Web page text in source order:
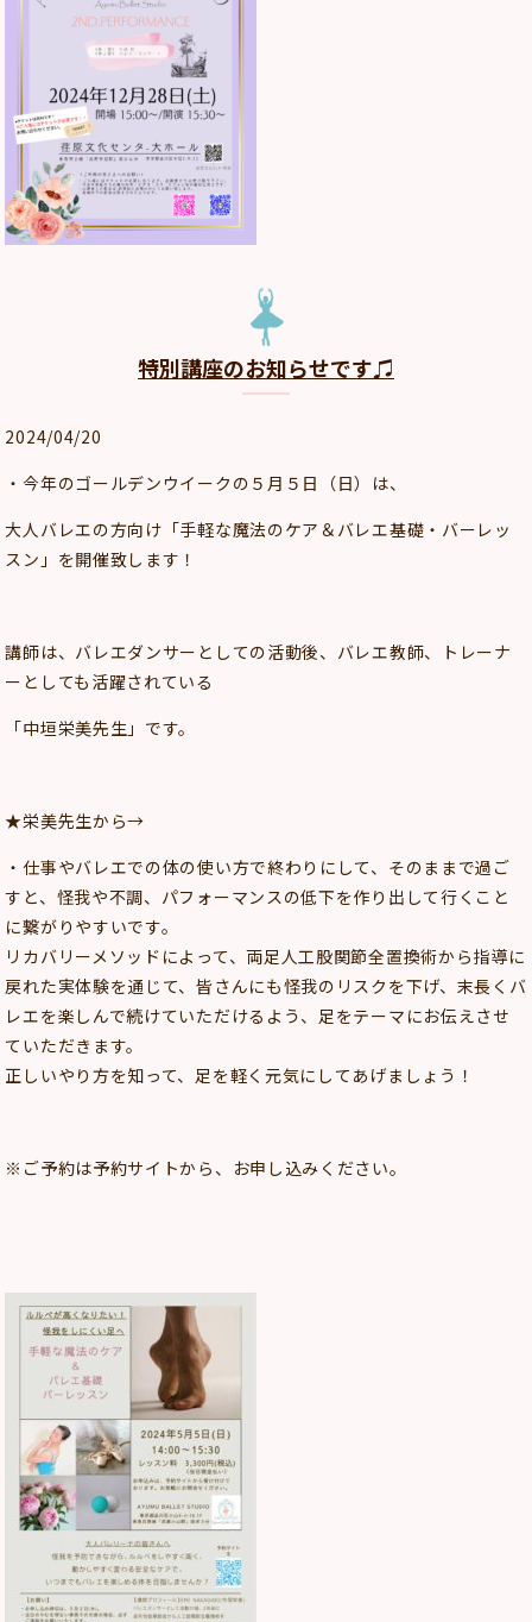
特別講座のお知らせです♫
2024/04/20
・今年のゴールデンウイークの５月５日（日）は、
大人バレエの方向け「手軽な魔法のケア＆バレエ基礎・バーレッ
スン」を開催致します！
講師は、バレエダンサーとしての活動後、バレエ教師、トレーナ
ーとしても活躍されている
「中垣栄美先生」です。
★栄美先生から→
・仕事やバレエでの体の使い方で終わりにして、そのままで過ご
すと、怪我や不調、パフォーマンスの低下を作り出して行くこと
に繋がりやすいです。
リカバリーメソッドによって、両足人工股関節全置換術から指導に
戻れた実体験を通じて、皆さんにも怪我のリスクを下げ、末長くバ
レエを楽しんで続けていただけるよう、足をテーマにお伝えさせ
ていただきます。
正しいやり方を知って、 足を軽く元気にしてあげましょう！
※ご予約は予約サイトから、お申し込みください。